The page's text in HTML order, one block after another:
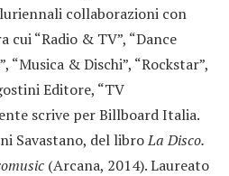
collaborazioni con
“Radio & TV”, “Dance
“Musica & Dischi”, “Rockstar”,
Editore, “TV
scrive per Billboard Italia.
Savastano, del libroLa Disco.
(Arcana, 2014). Laureato